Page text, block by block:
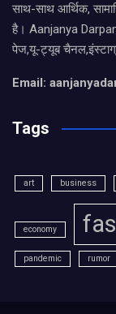
साथ-साथ आर्थिक,
है। Aanjanya
पेज,यू-ट्यूब
Email:
Tags
art business
economy
pandemic rumor